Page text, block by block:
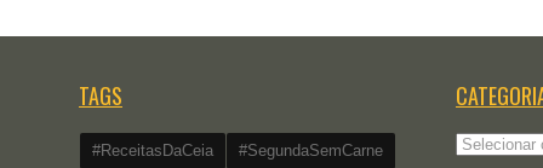
TAGS
#ReceitasDaCeia #SegundaSemCarne Categorias